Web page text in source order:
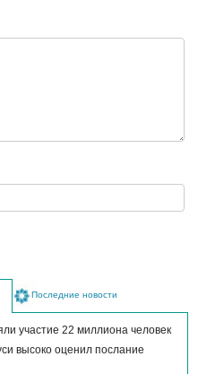
Последние новости
участие 22 миллиона человек
высоко оценил послание